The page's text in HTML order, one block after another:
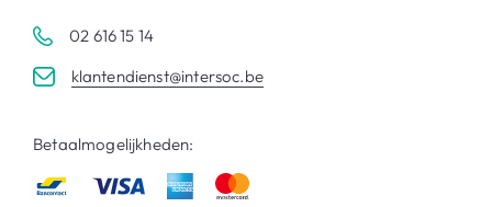
02 616 15 14
klantendienst@intersoc.be
Betaalmogelijkheden: